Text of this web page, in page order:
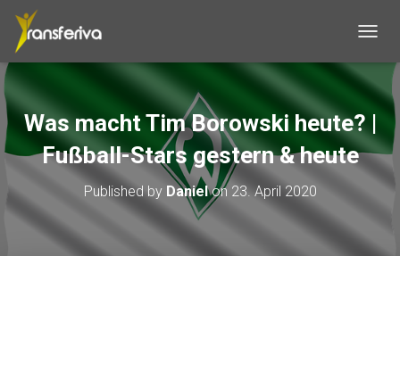
O
Was macht Tim Borowski heute? |
Fußball-Stars gestern & heute
Published by Danielon 23. April 2020